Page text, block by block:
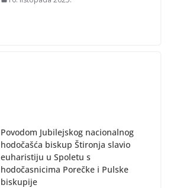
Povodom Jubilejskog nacionalnog
hodočašća biskup Štironja slavio
euharistiju u Spoletu s
hodočasnicima Porečke i Pulske
biskupije